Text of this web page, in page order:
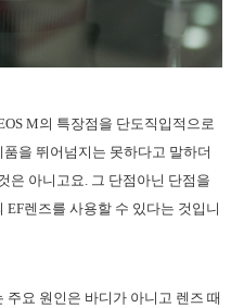
M의 특장점을 단도직입적으로
을 뛰어넘지는 못하다고 말하더
은 아니고요. 그 단점아닌 단점을
렌즈를 사용할 수 있다는 것입니
요 원인은 바디가 아니고 렌즈 때